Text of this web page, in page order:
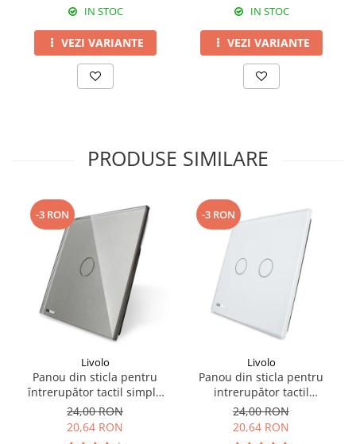
IN STOC
VEZI VARIANTE
IN STOC
VEZI VARIANTE
PRODUSE SIMILARE
-3 RON
Livolo
Panou din sticla pentru
întrerupător tactil simplu
Livolo
24,00 RON
20,64 RON
-3 RON
Livolo
Panou din sticla pentru
intrerupător tactil
dublu,Livolo
24,00 RON
20,64 RON